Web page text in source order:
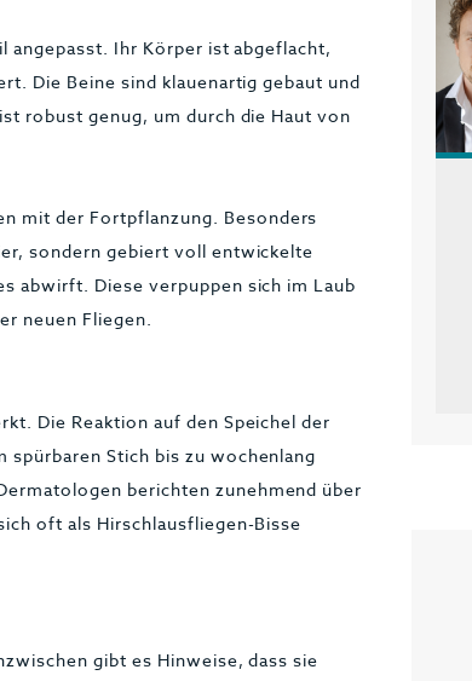
angepasst. Ihr Körper ist abgeflacht,
Die Beine sind klauenartig gebaut und
robust genug, um durch die Haut von
mit der Fortpflanzung. Besonders
sondern gebiert voll entwickelte
abwirft. Diese verpuppen sich im Laub
neuen Fliegen.
Die Reaktion auf den Speichel der
Stich bis zu wochenlang
berichten zunehmend über
oft als Hirschlausfliegen-Bisse
gibt es Hinweise, dass sie